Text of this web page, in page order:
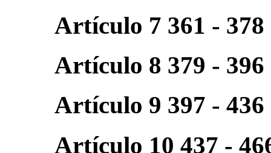
Artículo 7 361 - 378
Artículo 8 379 - 396
Artículo 9 397 - 436
Artículo 10 437 -